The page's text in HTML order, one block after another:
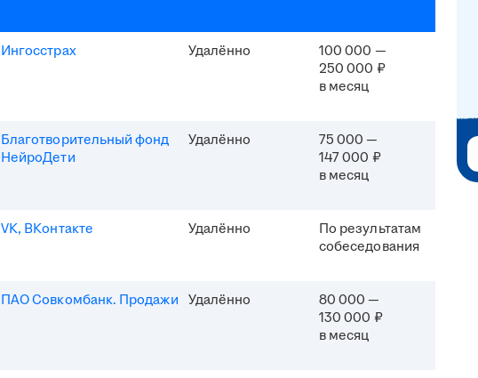
Ингосстрах Удалённо
100 000 —
250 000 ₽
в месяц
Благотворительный фонд
НейроДети
Удалённо
75 000 —
147 000 ₽
в месяц
VK, ВКонтакте Удалённо
По результатам
собеседования
ПАО Совкомбанк. Продажи Удалённо
80 000 —
130 000 ₽
в месяц